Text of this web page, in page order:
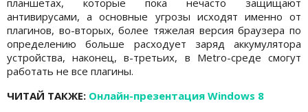
антивирусами, а основные угрозы исходят именно от
плагинов, во-вторых, более тяжелая версия браузера по
определению больше расходует заряд аккумулятора
устройства, наконец, в-третьих, в Metro-среде смогут
работать не все плагины.
ЧИТАЙ ТАКЖЕ: Онлайн-презентация Windows 8